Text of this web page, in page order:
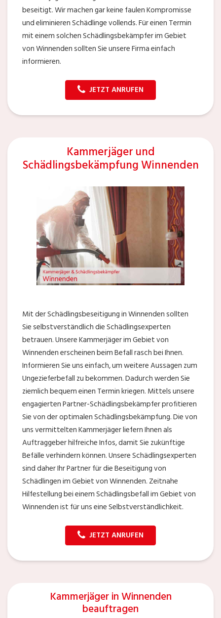
beseitigt. Wir machen gar keine faulen Kompromisse
und eliminieren Schädlinge vollends. Für einen Termin
mit einem solchen Schädlingsbekämpfer im Gebiet
von Winnenden sollten Sie unsere Firma einfach
informieren.
JETZT ANRUFEN
Kammerjäger und
Schädlingsbekämpfung Winnenden
Mit der Schädlingsbeseitigung in Winnenden sollten
Sie selbstverständlich die Schädlingsexperten
betrauen. Unsere Kammerjäger im Gebiet von
Winnenden erscheinen beim Befall rasch bei Ihnen.
Informieren Sie uns einfach, um weitere Aussagen zum
Ungezieferbefall zu bekommen. Dadurch werden Sie
ziemlich bequem einen Termin kriegen. Mittels unsere
engagierten Partner-Schädlingsbekämpfer profitieren
Sie von der optimalen Schädlingsbekämpfung. Die von
uns vermittelten Kammerjäger liefern Ihnen als
Auftraggeber hilfreiche Infos, damit Sie zukünftige
Befälle verhindern können. Unsere Schädlingsexperten
sind daher Ihr Partner für die Beseitigung von
Schädlingen im Gebiet von Winnenden. Zeitnahe
Hilfestellung bei einem Schädlingsbefall im Gebiet von
Winnenden ist für uns eine Selbstverständlichkeit.
JETZT ANRUFEN
Kammerjäger in Winnenden
beauftragen